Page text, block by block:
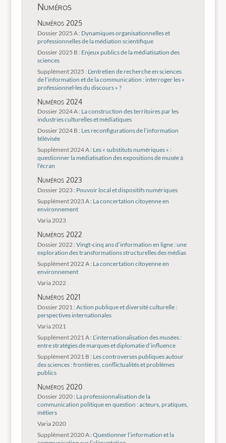
Numéros
Numéros 2025
Dossier 2025 A : Dynamiques organisationnelles et
professionnelles de la médiation scientifique
Dossier 2025 B : Enjeux publics de la médiatisation des
sciences
Supplément 2025 : L’entretien de recherche en sciences
de l’information et de la communication : interroger les «
professionnel·les du discours » ?
Numéros 2024
Dossier 2024 A : La construction des territoires par les
industries culturelles et médiatiques
Dossier 2024 B : Les reconfigurations de l’information
télévisée
Supplément 2024 A : Les « substituts numériques » :
questionner la médiatisation des expositions de musée à
l’écran
Numéros 2023
Dossier 2023 : Pouvoir local et dispositifs numériques
Supplément 2023 A : La concertation citoyenne en
environnement
Varia 2023
Numéros 2022
Dossier 2022 : Vingt-cinq ans d’information en ligne : une
exploration des transformations structurelles des médias
Supplément 2022 A : La concertation citoyenne en
environnement
Varia 2022
Numéros 2021
Dossier 2021 : Action publique et diversité culturelle :
perspectives internationales
Varia 2021
Supplément 2021 A : L’internationalisation des musées :
entre stratégies de marques et diplomatie d’influence
Supplément 2021 B : Les controverses publiques autour
des sciences : frontières, conflictualités et problèmes
publics
Numéros 2020
Dossier 2020 : La professionnalisation de la
communication politique en question : acteurs, pratiques,
métiers
Varia 2020
Supplément 2020 A : Questionner l’information et la